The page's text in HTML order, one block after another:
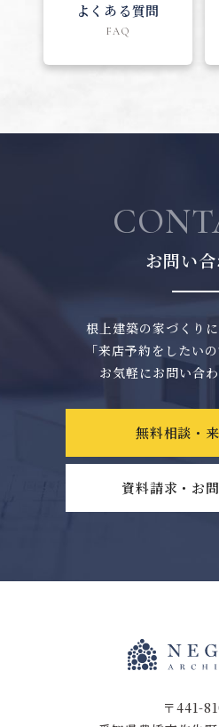
よくある質問
FAQ
お問い
根上建築の家づくり
「来店予約をしたい
お気軽にお問い合わ
無料相談・
資料請求・お
〒441-